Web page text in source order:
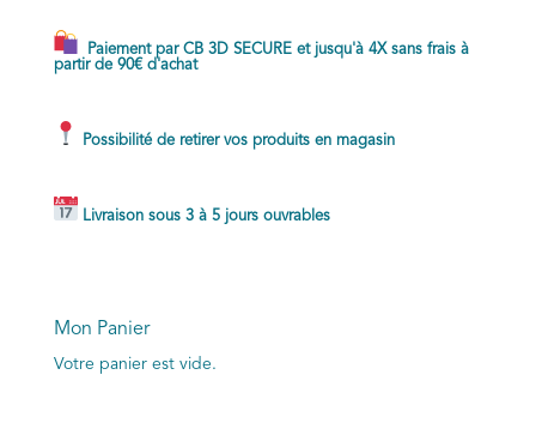
Paiement par CB 3D SECURE et jusqu'à 4X sans frais à
partir de 90€ d'achat
Possibilité de retirer vos produits en magasin
Livraison sous 3 à 5 jours ouvrables
Mon Panier
Votre panier est vide.